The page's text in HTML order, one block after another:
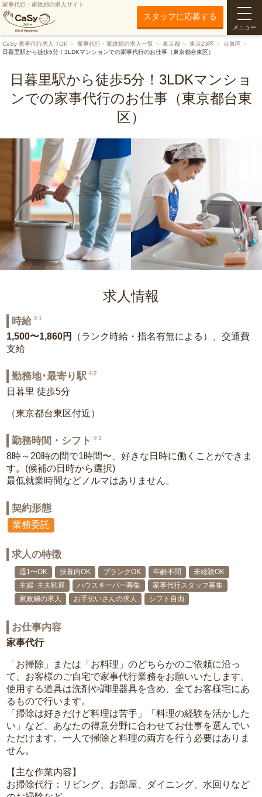
家事代行・家政婦の求人サイト
スタッフに応募する
メニュー
CaSy 家事代行求人 TOP 家事代行・家政婦の求人一覧 東京都 東京23区
台東区
日暮里駅から徒歩5分！3LDKマンションでの家事代行のお仕事（東京都台東区）
日暮里駅から徒歩5分！3LDKマンショ
ンでの家事代行のお仕事（東京都台東
区）
求人情報
時給 ※1
1,500〜1,860円
（ランク時給・指名有無による）、交通費
支給
勤務地･最寄り駅 ※2
日暮里 徒歩5分
（東京都台東区付近）
勤務時間・シフト ※3
8時～20時の間で1時間〜、好きな日時に働くことができま
す。(候補の日時から選択)
最低就業時間などノルマはありません。
契約形態
業務委託
求人の特徴
週1〜OK 扶養内OK ブランクOK 年齢不問
未経験OK
主婦･主夫歓迎
ハウスキーパー募集
家事代行スタッフ募集
家政婦の求人
お手伝いさんの求人 シフト自由
お仕事内容
家事代行
「お掃除」または「お料理」のどちらかのご依頼に沿っ
て、お客様のご自宅で家事代行業務をお願いいたします。
使用する道具は洗剤や調理器具を含め、全てお客様宅にあ
るもので行います。
「掃除は好きだけど料理は苦手」「料理の経験を活かした
い」など、あなたの得意分野に合わせてお仕事を選んでい
ただけます。一人で掃除と料理の両方を行う必要はありま
せん。
【主な作業内容】
お掃除代行：リビング、お部屋、ダイニング、水回りなど